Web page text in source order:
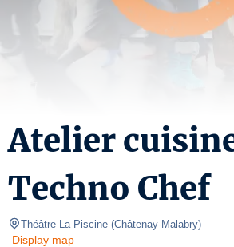
Atelier
Techno Chef
Théâtre La Piscine (Châtenay-Malabry)
Display map